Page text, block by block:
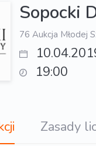
Sopocki
76 Aukcja Młodej
19:00
Zasady